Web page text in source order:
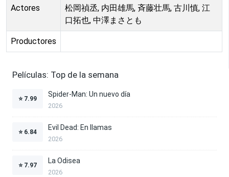
Actores
松岡禎丞, 内田雄馬, 斉藤壮馬, 古川慎, 江
口拓也, 中澤まさとも
Productores
Películas: Top de la semana
⭐ 7.99
Spider-Man: Un nuevo día
2026
⭐ 6.84
Evil Dead: En llamas
2026
⭐ 7.97
La Odisea
2026